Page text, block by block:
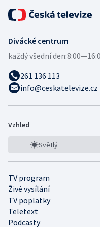
Divácké centrum
každý všední den:
261 136 113
info@ceskatelevize.cz
Vzhled
Světlý
TV program
Živé vysílání
TV poplatky
Teletext
Podcasty